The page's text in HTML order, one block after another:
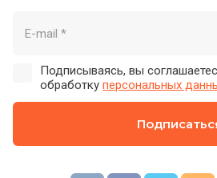
Подписываясь, вы
обработку персональных